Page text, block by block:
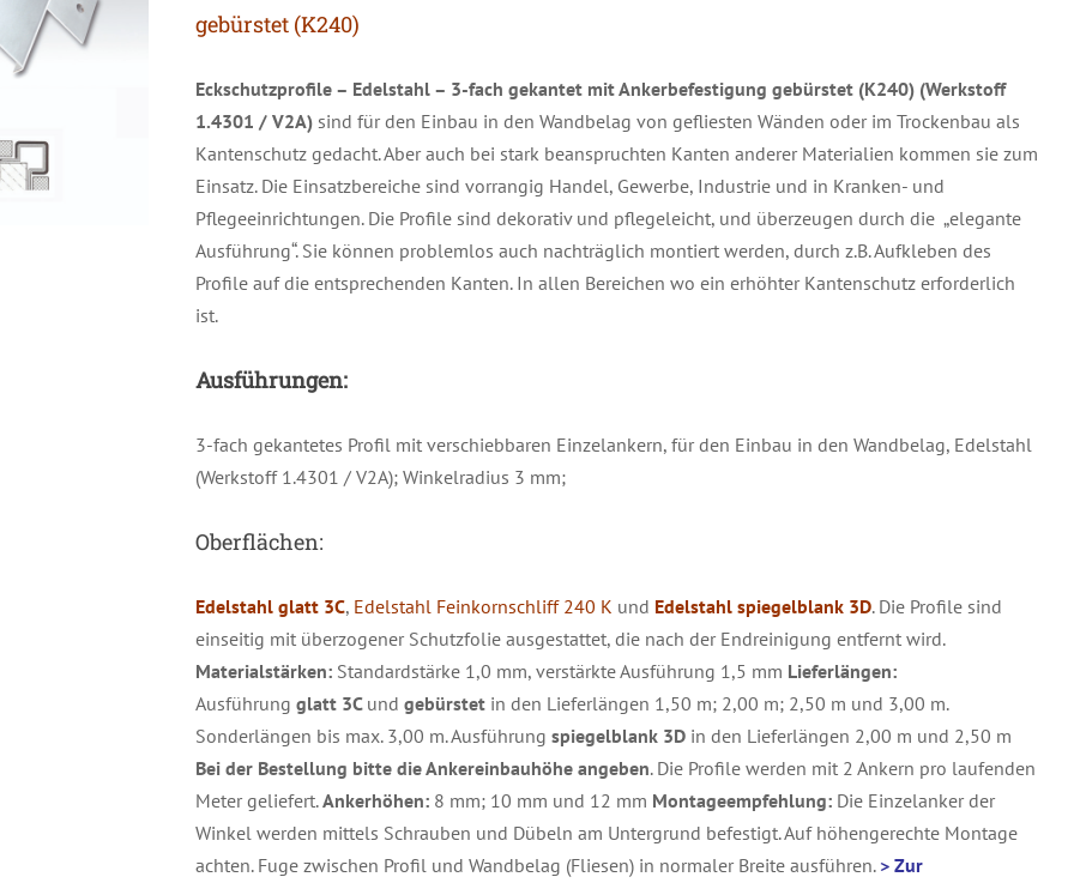
gebürstet (K240)
Eckschutzprofile – Edelstahl – 3-fach gekantet mit Ankerbefestigung gebürstet (K240) (Werkstoff
1.4301 / V2A)sind für den Einbau in den Wandbelag von gefliesten Wänden oder im Trockenbau als
Kantenschutz gedacht. Aber auch bei stark beanspruchten Kanten anderer Materialien kommen sie zum
Einsatz. Die Einsatzbereiche sind vorrangig Handel, Gewerbe, Industrie und in Kranken- und
Pflegeeinrichtungen. Die Profile sind dekorativ und pflegeleicht, und überzeugen durch die „elegante
Ausführung“. Sie können problemlos auch nachträglich montiert werden, durch z.B. Aufkleben des
Profile auf die entsprechenden Kanten. In allen Bereichen wo ein erhöhter Kantenschutz erforderlich
ist.
Ausführungen:
3-fach gekantetes Profil mit verschiebbaren Einzelankern, für den Einbau in den Wandbelag, Edelstahl
(Werkstoff 1.4301 / V2A); Winkelradius 3 mm;
Oberflächen:
Edelstahl glatt 3C, Edelstahl Feinkornschliff 240 K und Edelstahl spiegelblank 3D. Die Profile sind
einseitig mit überzogener Schutzfolie ausgestattet, die nach der Endreinigung entfernt wird.
Materialstärken: Standardstärke 1,0 mm, verstärkte Ausführung 1,5 mm Lieferlängen:
Ausführung glatt 3C und gebürstet in den Lieferlängen 1,50 m; 2,00 m; 2,50 m und 3,00 m.
Sonderlängen bis max. 3,00 m. Ausführung spiegelblank 3Din den Lieferlängen 2,00 m und 2,50 m
Bei der Bestellung bitte die Ankereinbauhöhe angeben. Die Profile werden mit 2 Ankern pro laufenden
Meter geliefert.Ankerhöhen:8 mm; 10 mm und 12 mm Montageempfehlung:Die Einzelanker der
Winkel werden mittels Schrauben und Dübeln am Untergrund befestigt. Auf höhengerechte Montage
achten. Fuge zwischen Profil und Wandbelag (Fliesen) in normaler Breite ausführen. > Zur